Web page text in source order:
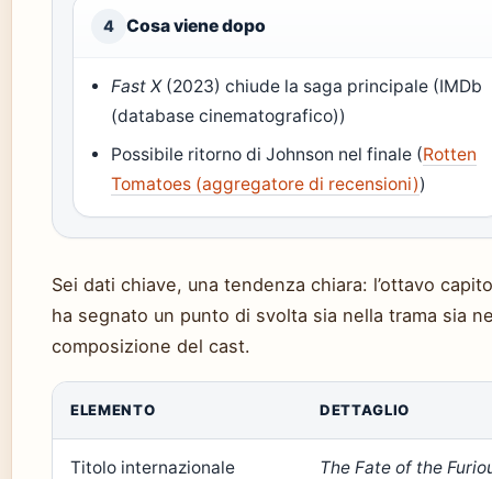
4 Cosa viene dopo
Fast X(2023) chiude la saga principale (IMDb
(database cinematografico))
Possibile ritorno di Johnson nel finale (Rotten
Tomatoes (aggregatore di recensioni))
Sei dati chiave, una tendenza chiara: l’ottavo
ha segnato un punto di svolta sia nella trama sia
composizione del cast.
ELEMENTO DETTAGLIO
Titolo internazionale The Fate of the